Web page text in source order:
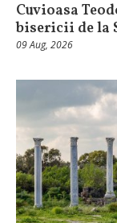
Cuvioasa
bisericii de la
09 Aug, 2026